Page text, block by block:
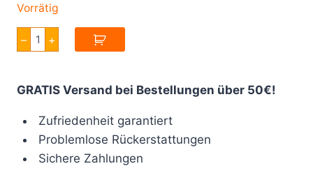
Vorrätig
–
Twelve
Monkeys
Oasis
Liquid
Menge
+
GRATIS Versand bei Bestellungen über 50€!
Zufriedenheit garantiert
Problemlose Rückerstattungen
Sichere Zahlungen